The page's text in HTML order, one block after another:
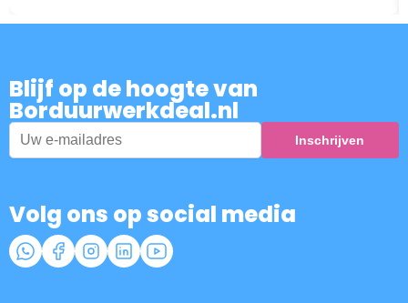
Blijf op de hoogte van
Borduurwerkdeal.nl
Volg ons op social media